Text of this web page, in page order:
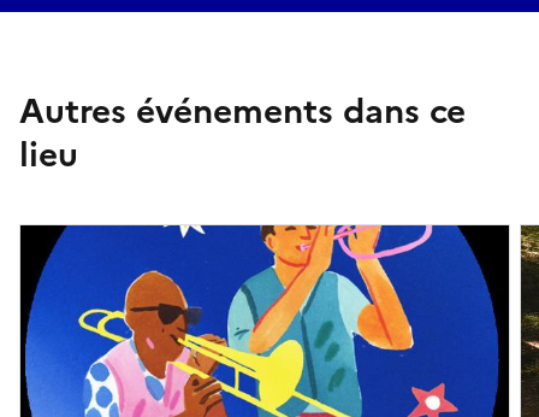
Autres événements dans ce
lieu